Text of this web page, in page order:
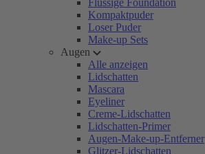
Flüssige Foundation
Kompaktpuder
Loser Puder
Make-up Sets
Augen
Alle anzeigen
Lidschatten
Mascara
Eyeliner
Creme-Lidschatten
Lidschatten-Primer
Augen-Make-up-Entferner
Glitzer-Lidschatten